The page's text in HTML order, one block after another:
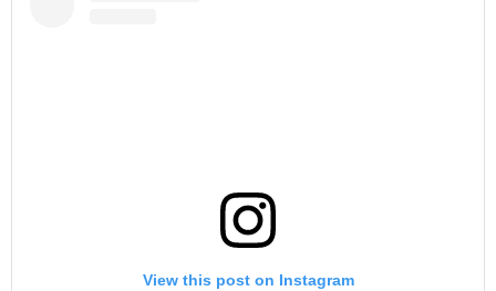
View this post on Instagram